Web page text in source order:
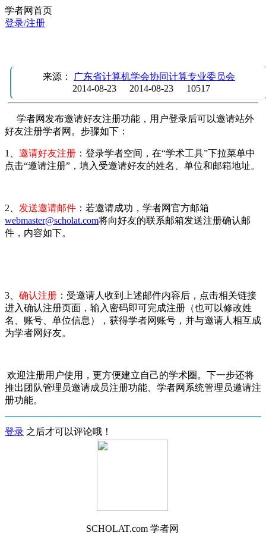
学者网首页
登录/注册
来源：
广东省计算机学会协同计算专业委员会
2014-08-23
2014-08-23 10517
学者网发布邀请好友注册功能，用户登录后可以邀请站外
好友注册学者网。步骤如下：
1、 邀请好友注册 ：登录学者空间，在“学术工具”下拉菜单中
点击“邀请注册”，填入受邀请好友的姓名、单位和邮箱地址。
2、 发送邀请邮件 ：若邀请成功，学者网官方邮箱
webmaster@scholat.com将向好友的联系邮箱发送注册确认邮
件，内容如下。
3、 确认注册 ：受邀请人收到上述邮件内容后，点击相关链接
进入确认注册页面，输入密码即可完成注册（也可以修改姓
名、账号、单位信息），获得学者网账号，并与邀请人相互成
为学者网好友。
欢迎注册用户使用，更方便建立自己的学术圈。下一步还将
推出团队管理员邀请成员注册功能、学者网系统管理员邀请注
册功能。
登录 之后才可以评论哦！
SCHOLAT.com 学者网